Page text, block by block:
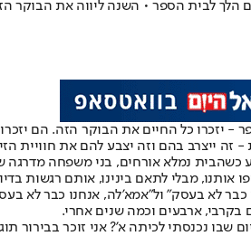
הלך לבית הספר • השנה ליווה את
- יזכרו כל החיים את הבוקר הזה. הם
ייצרב בהם וזה יצבע להם את חוויית
כשהבית נמלא אורחים, בני משפחה מדרגה
אותנו, מבלי לתאם בינינו, אותם
לא בעסק" ול"אמא'לה, אנחנו כבר לא
בקרבי, ארבעים וכמה שנים אחרי.
בתוך זיכרוני. מה קרה שם ב־1 בספטמבר 1978, היום שבו